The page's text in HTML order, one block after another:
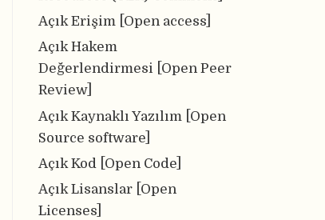
Açık Erişim [Open access]
Açık Hakem
Değerlendirmesi [Open Peer
Review]
Açık Kaynaklı Yazılım [Open
Source software]
Açık Kod [Open Code]
Açık Lisanslar [Open
Licenses]